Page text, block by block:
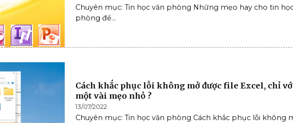
Chuyên mục: Tin học văn phòng Những mẹo hay cho tin
phòng để...
Cách khắc phục lỗi không mở được file Excel, chỉ
một vài mẹo nhỏ ?
13/07/2022
Chuyên mục: Tin học văn phòng Cách khắc phục lỗi không